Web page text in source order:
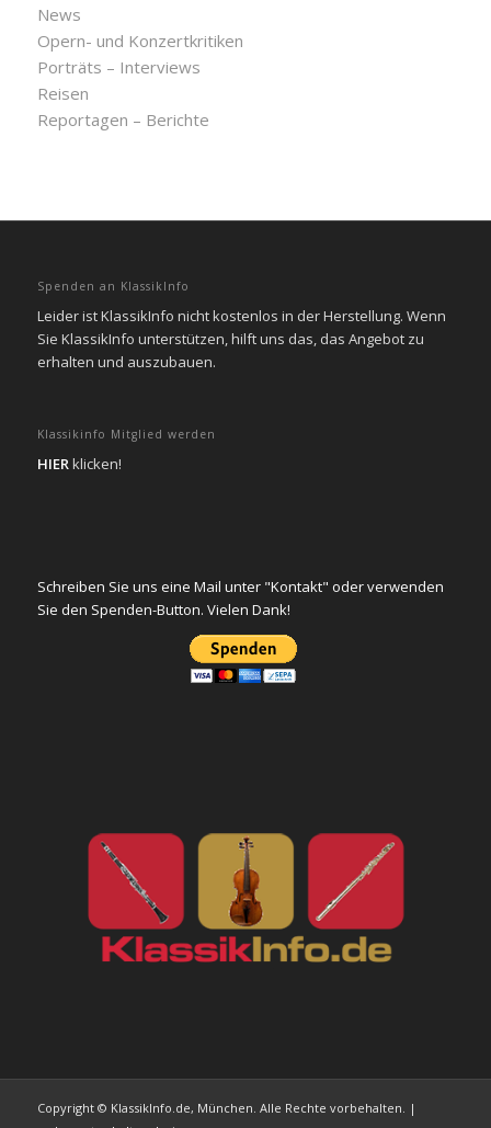
News
Opern- und Konzertkritiken
Porträts – Interviews
Reisen
Reportagen – Berichte
Spenden an KlassikInfo
Leider ist KlassikInfo nicht kostenlos in der Herstellung. Wenn
Sie KlassikInfo unterstützen, hilft uns das, das Angebot zu
erhalten und auszubauen.
Klassikinfo Mitglied werden
HIERklicken!
Schreiben Sie uns eine Mail unter "Kontakt" oder verwenden
Sie den Spenden-Button. Vielen Dank!
Copyright © KlassikInfo.de, München. Alle Rechte vorbehalten. |